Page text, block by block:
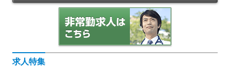
求人特集